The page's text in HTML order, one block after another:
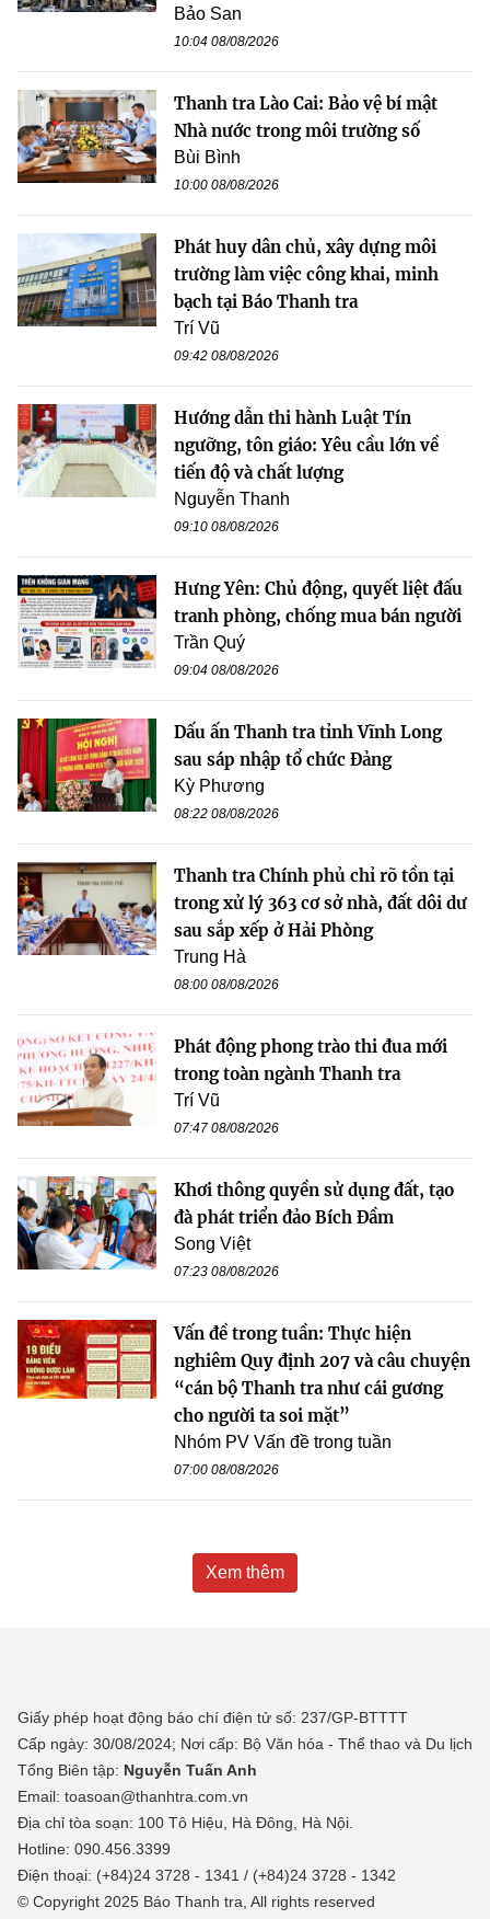
Bảo San
10:04 08/08/2026
Thanh tra Lào Cai: Bảo vệ bí mật
Nhà nước trong môi trường số
Bùi Bình
10:00 08/08/2026
Phát huy dân chủ, xây dựng môi
trường làm việc công khai, minh
bạch tại Báo Thanh tra
Trí Vũ
09:42 08/08/2026
Hướng dẫn thi hành Luật Tín
ngưỡng, tôn giáo: Yêu cầu lớn về
tiến độ và chất lượng
Nguyễn Thanh
09:10 08/08/2026
Hưng Yên: Chủ động, quyết liệt đấu
tranh phòng, chống mua bán người
Trần Quý
09:04 08/08/2026
Dấu ấn Thanh tra tỉnh Vĩnh Long
sau sáp nhập tổ chức Đảng
Kỳ Phương
08:22 08/08/2026
Thanh tra Chính phủ chỉ rõ tồn tại
trong xử lý 363 cơ sở nhà, đất dôi dư
sau sắp xếp ở Hải Phòng
Trung Hà
08:00 08/08/2026
Phát động phong trào thi đua mới
trong toàn ngành Thanh tra
Trí Vũ
07:47 08/08/2026
Khơi thông quyền sử dụng đất, tạo
đà phát triển đảo Bích Đầm
Song Việt
07:23 08/08/2026
Vấn đề trong tuần: Thực hiện
nghiêm Quy định 207 và câu chuyện
“cán bộ Thanh tra như cái gương
cho người ta soi mặt”
Nhóm PV Vấn đề trong tuần
07:00 08/08/2026
Xem thêm
Giấy phép hoạt động báo chí điện tử số: 237/GP-BTTTT
Cấp ngày: 30/08/2024; Nơi cấp: Bộ Văn hóa - Thể thao và Du lịch
Tổng Biên tập: Nguyễn Tuấn Anh
Email: toasoan@thanhtra.com.vn
Địa chỉ tòa soạn: 100 Tô Hiệu, Hà Đông, Hà Nội.
Hotline: 090.456.3399
Điện thoại: (+84)24 3728 - 1341 / (+84)24 3728 - 1342
© Copyright 2025 Báo Thanh tra, All rights reserved